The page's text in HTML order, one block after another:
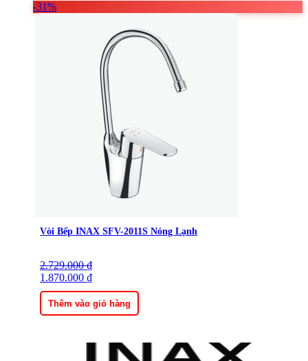
-31%
Vòi Bếp INAX SFV-2011S Nóng Lạnh
2.729.000₫
Giá
gốc
là:
2.729.000 ₫.
1.870.000 ₫
Giá
hiện
tại
là:
1.870.000 ₫.
Thêm vào giỏ hàng